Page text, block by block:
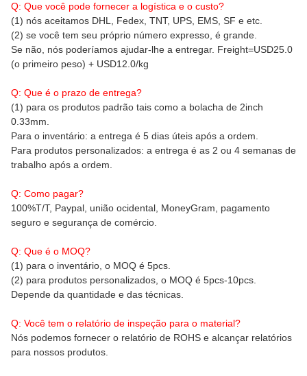
Q: Que você pode fornecer a logística e o custo?
(1) nós aceitamos DHL, Fedex, TNT, UPS, EMS, SF e etc.
(2) se você tem seu próprio número expresso, é grande.
Se não, nós poderíamos ajudar-lhe a entregar. Freight=USD25.0
(o primeiro peso) + USD12.0/kg
Q: Que é o prazo de entrega?
(1) para os produtos padrão tais como a bolacha de 2inch
0.33mm.
Para o inventário: a entrega é 5 dias úteis após a ordem.
Para produtos personalizados: a entrega é as 2 ou 4 semanas de
trabalho após a ordem.
Q: Como pagar?
100%T/T, Paypal, união ocidental, MoneyGram, pagamento
seguro e segurança de comércio.
Q: Que é o MOQ?
(1) para o inventário, o MOQ é 5pcs.
(2) para produtos personalizados, o MOQ é 5pcs-10pcs.
Depende da quantidade e das técnicas.
Q: Você tem o relatório de inspeção para o material?
Nós podemos fornecer o relatório de ROHS e alcançar relatórios
para nossos produtos.